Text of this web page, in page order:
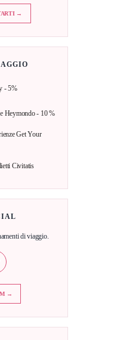
→
- 5%
Heymondo - 10 %
Get Your
Civitatis
di viaggio.
→